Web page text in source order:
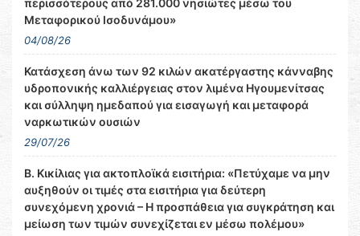
περισσότερους από 281.000 νησιώτες μέσω του
Μεταφορικού Ισοδυνάμου»
04/08/26
Κατάσχεση άνω των 92 κιλών ακατέργαστης κάνναβης
υδροπονικής καλλιέργειας στον λιμένα Ηγουμενίτσας
και σύλληψη ημεδαπού για εισαγωγή και μεταφορά
ναρκωτικών ουσιών
29/07/26
Β. Κικίλιας για ακτοπλοϊκά εισιτήρια: «Πετύχαμε να μην
αυξηθούν οι τιμές στα εισιτήρια για δεύτερη
συνεχόμενη χρονιά – Η προσπάθεια για συγκράτηση και
μείωση των τιμών συνεχίζεται εν μέσω πολέμου»